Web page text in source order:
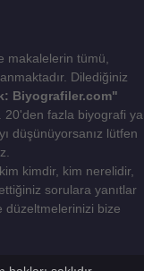
makalelerin tümü,
Dilediğiniz
Biyografiler.com"
20'den fazla biyografi ya
düşünüyorsanız lütfen
kimdir, kim nerelidir,
sorulara yanıtlar
düzeltmelerinizi bize